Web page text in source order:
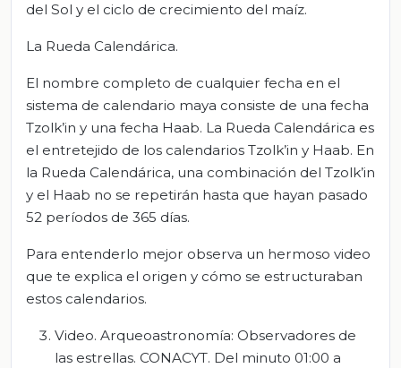
del Sol y el ciclo de crecimiento del maíz.
La Rueda Calendárica.
El nombre completo de cualquier fecha en el
sistema de calendario maya consiste de una fecha
Tzolk’in y una fecha Haab. La Rueda Calendárica es
el entretejido de los calendarios Tzolk’in y Haab. En
la Rueda Calendárica, una combinación del Tzolk’in
y el Haab no se repetirán hasta que hayan pasado
52 períodos de 365 días.
Para entenderlo mejor observa un hermoso video
que te explica el origen y cómo se estructuraban
estos calendarios.
Video. Arqueoastronomía: Observadores de
las estrellas. CONACYT. Del minuto 01:00 a